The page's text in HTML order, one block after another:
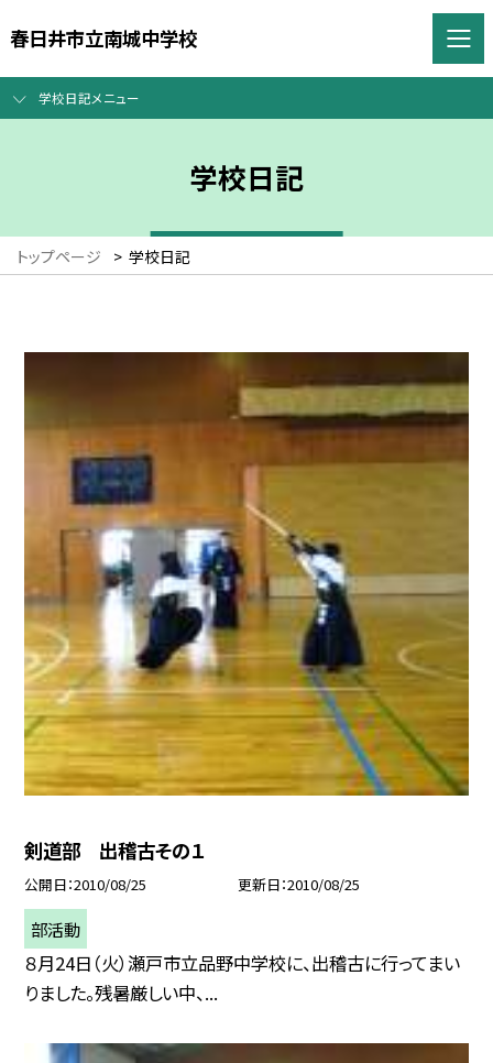
春日井市立南城中学校
学校日記メニュー
学校日記
トップページ > 学校日記
剣道部 出稽古その１
公開日 2010/08/25 更新日 2010/08/25
部活動
８月24日（火）瀬戸市立品野中学校に、出稽古に行ってまい
りました。残暑厳しい中、...